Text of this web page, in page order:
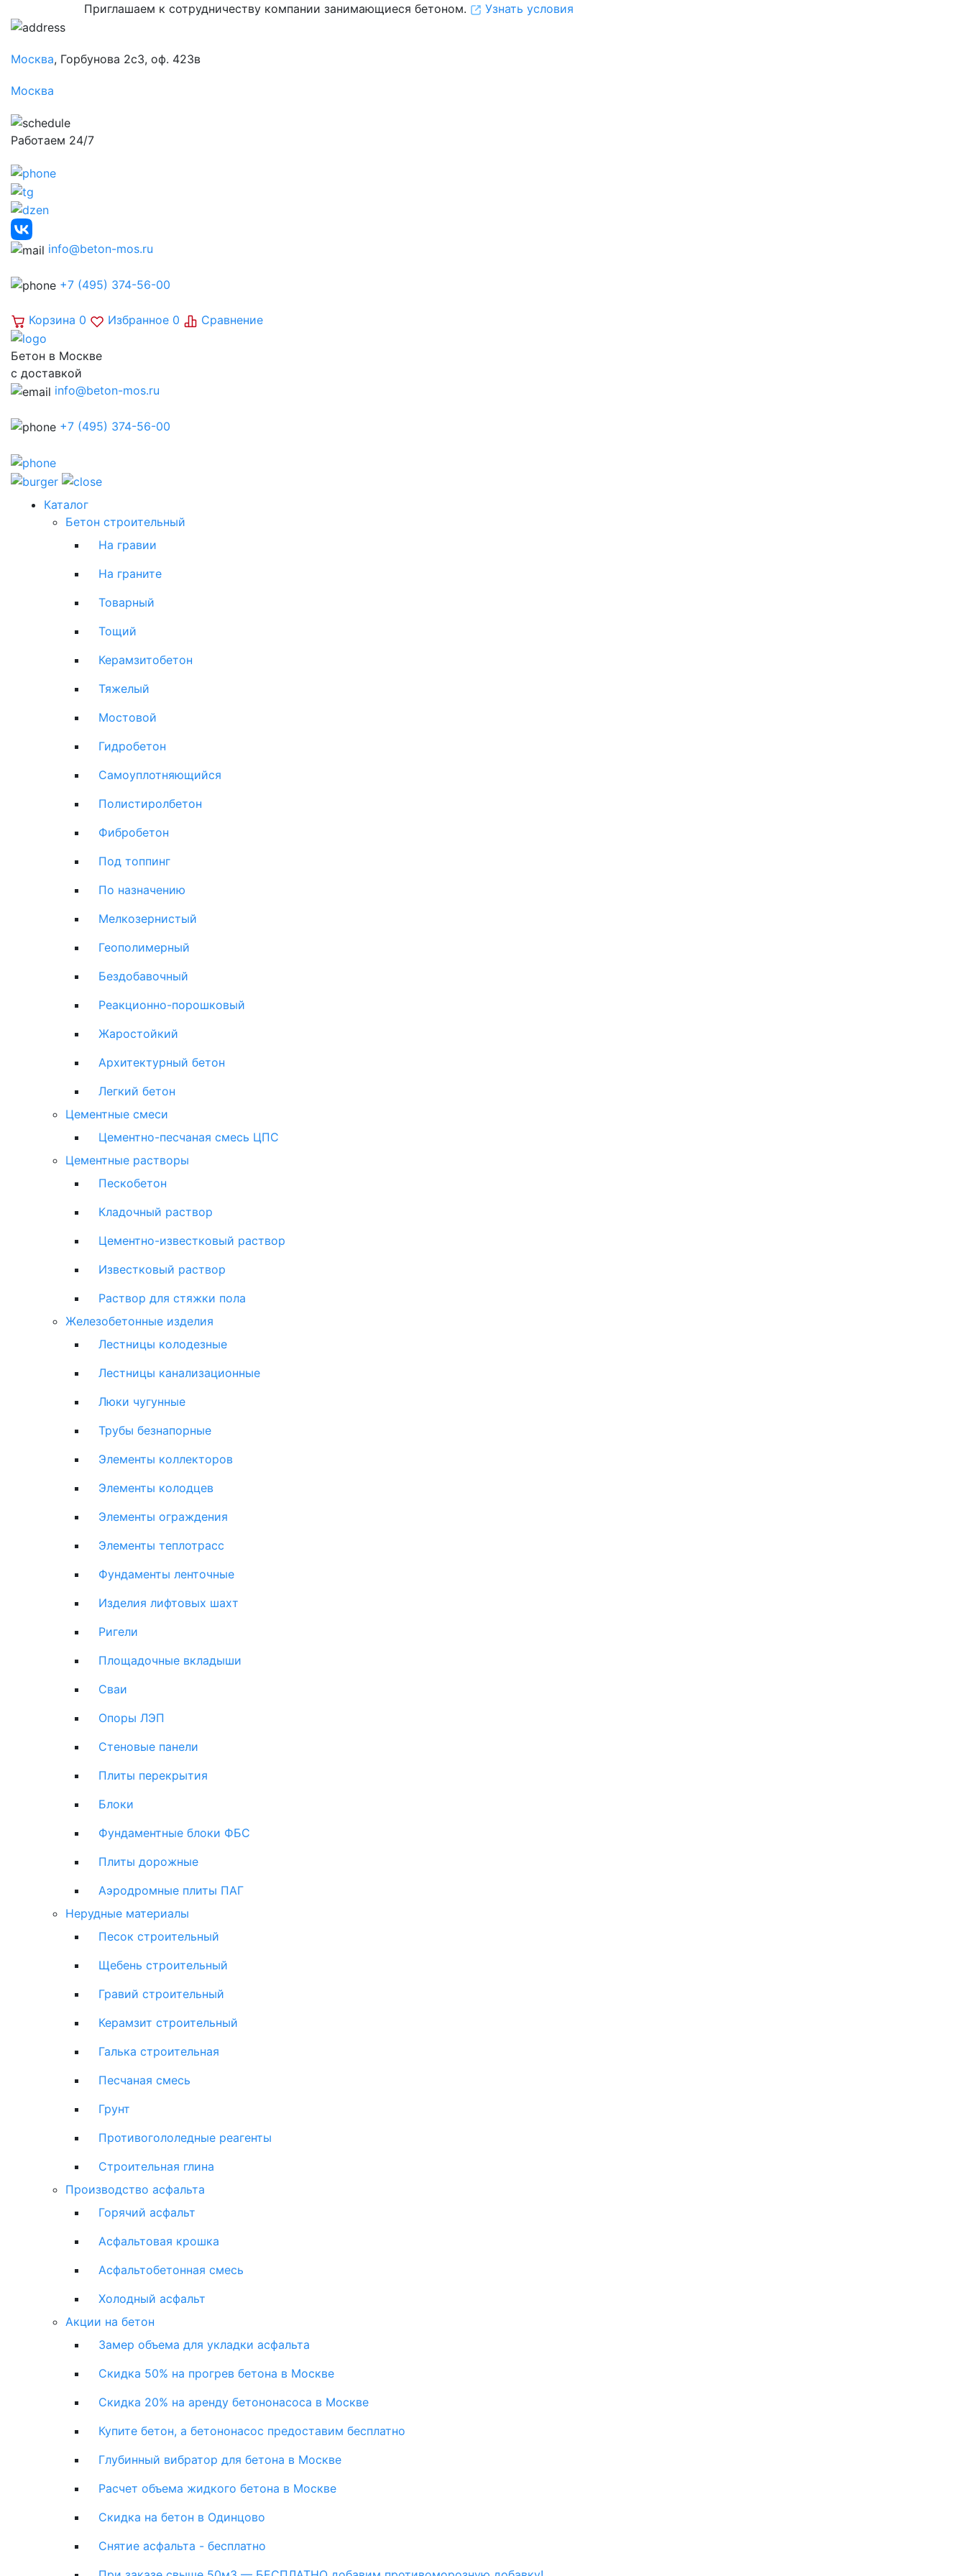
Приглашаем к сотрудничеству компании занимающиеся бетоном. Узнать условия
Москва, Горбунова 2с3, оф. 423в
Москва
Работаем 24/7
info@beton-mos.ru
+7 (495) 374-56-00
Корзина 0 Избранное 0 Сравнение
Бетон в Москве
с доставкой
info@beton-mos.ru
+7 (495) 374-56-00
Каталог
Бетон строительный
На гравии
На граните
Товарный
Тощий
Керамзитобетон
Тяжелый
Мостовой
Гидробетон
Самоуплотняющийся
Полистиролбетон
Фибробетон
Под топпинг
По назначению
Мелкозернистый
Геополимерный
Бездобавочный
Реакционно-порошковый
Жаростойкий
Архитектурный бетон
Легкий бетон
Цементные смеси
Цементно-песчаная смесь ЦПС
Цементные растворы
Пескобетон
Кладочный раствор
Цементно-известковый раствор
Известковый раствор
Раствор для стяжки пола
Железобетонные изделия
Лестницы колодезные
Лестницы канализационные
Люки чугунные
Трубы безнапорные
Элементы коллекторов
Элементы колодцев
Элементы ограждения
Элементы теплотрасс
Фундаменты ленточные
Изделия лифтовых шахт
Ригели
Площадочные вкладыши
Сваи
Опоры ЛЭП
Стеновые панели
Плиты перекрытия
Блоки
Фундаментные блоки ФБС
Плиты дорожные
Аэродромные плиты ПАГ
Нерудные материалы
Песок строительный
Щебень строительный
Гравий строительный
Керамзит строительный
Галька строительная
Песчаная смесь
Грунт
Противогололедные реагенты
Строительная глина
Производство асфальта
Горячий асфальт
Асфальтовая крошка
Асфальтобетонная смесь
Холодный асфальт
Акции на бетон
Замер объема для укладки асфальта
Скидка 50% на прогрев бетона в Москве
Скидка 20% на аренду бетононасоса в Москве
Купите бетон, а бетононасос предоставим бесплатно
Глубинный вибратор для бетона в Москве
Расчет объема жидкого бетона в Москве
Скидка на бетон в Одинцово
Снятие асфальта - бесплатно